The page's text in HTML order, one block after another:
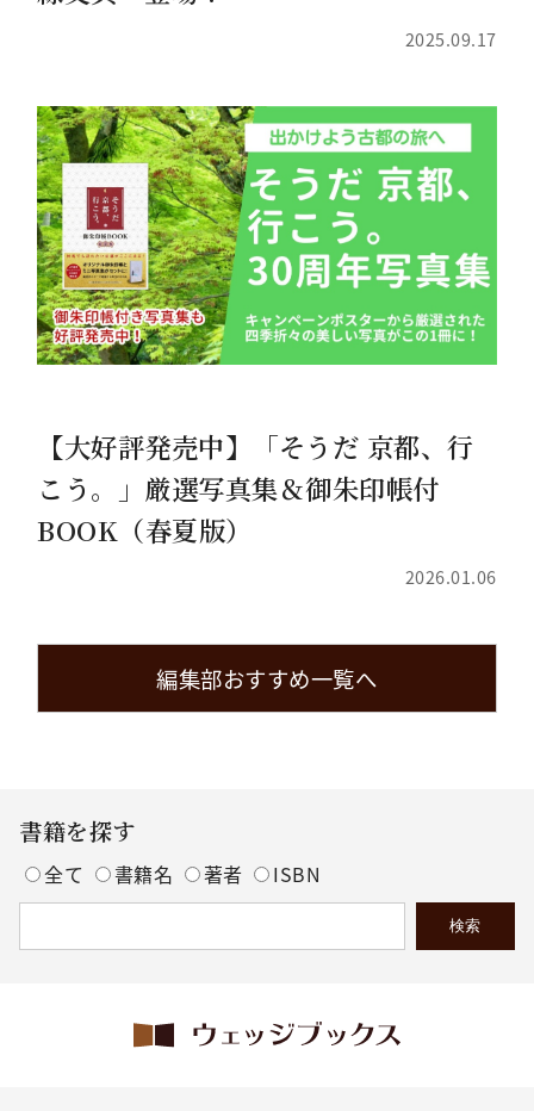
2025.09.17
【大好評発売中】「そうだ 京都、行
こう。」厳選写真集＆御朱印帳付
BOOK（春夏版）
2026.01.06
編集部おすすめ一覧へ
書籍を探す
全て 書籍名 著者 ISBN